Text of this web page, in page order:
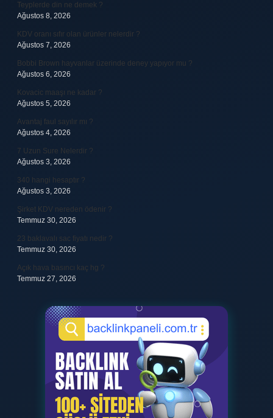
Teyplerde din ne demek ?
Ağustos 8, 2026
KDV oranı sıfır olan ürünler nelerdir ?
Ağustos 7, 2026
Bobbi Brown hayvanlar üzerinde deney yapıyor mu ?
Ağustos 6, 2026
Kovacic maaşı ne kadar ?
Ağustos 5, 2026
Avantaj faul sayılır mı ?
Ağustos 4, 2026
7 Uzun Sure Nelerdir ?
Ağustos 3, 2026
340 hangi hesaptır ?
Ağustos 3, 2026
Şirket KDV nereden ödenir ?
Temmuz 30, 2026
23 baklavalı sac fiyatı nedir ?
Temmuz 30, 2026
Açık hava basıncı kaç hg ?
Temmuz 27, 2026